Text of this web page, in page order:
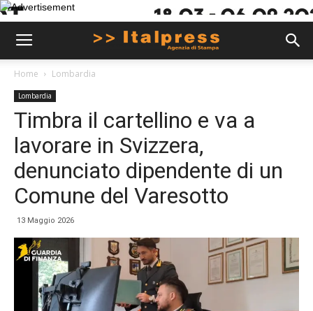
Home Lombardia
Lombardia
Timbra il cartellino e va a
lavorare in Svizzera,
denunciato dipendente di un
Comune del Varesotto
13 Maggio 2026